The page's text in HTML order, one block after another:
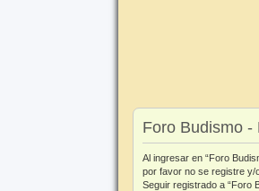
Foro Budismo -
Al ingresar en “Foro
por favor no se registre y/
Seguir registrado a “Foro